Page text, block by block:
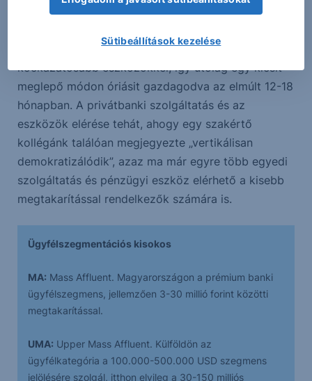
mind szolgáltatói oldalról. Érdekes volt látni, hogy a
kockázati étvágya, és töltötte fel portfolióját
kockázatosabb eszközökkel, így utólag egy kicsit
meglepő módon óriásit gazdagodva az elmúlt 12-18
hónapban. A privátbanki szolgáltatás és az
eszközök elérése tehát, ahogy egy szakértő
kollégánk találóan megjegyezte „vertikálisan
demokratizálódik”, azaz ma már egyre több egyedi
szolgáltatás és pénzügyi eszköz elérhető a kisebb
megtakarítással rendelkezők számára is.
Ügyfélszegmentációs kisokos
MA: Mass Affluent. Magyarországon a prémium banki
ügyfélszegmens, jellemzően 3-30 millió forint közötti
megtakarítással.
UMA: Upper Mass Affluent. Külföldön az
ügyfélkategória a 100.000-500.000 USD szegmens
jelölésére szolgál, itthon elvileg a 30-150 milliós
Sütibeállítások kezelése